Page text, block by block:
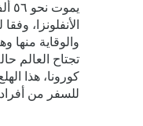
الأنفلونزا،
والوقاية منها
تجتاح العالم
كورونا، هذا
للسفر من